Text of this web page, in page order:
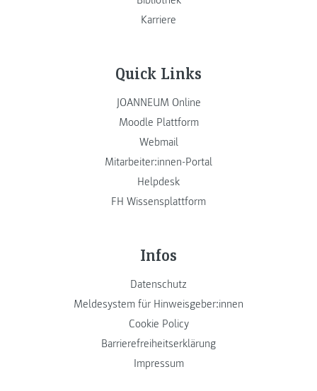
Karriere
Quick Links
JOANNEUM Online
Moodle Plattform
Webmail
Mitarbeiter:innen-Portal
Helpdesk
FH Wissensplattform
Infos
Datenschutz
Meldesystem für Hinweisgeber:innen
Cookie Policy
Barrierefreiheitserklärung
Impressum